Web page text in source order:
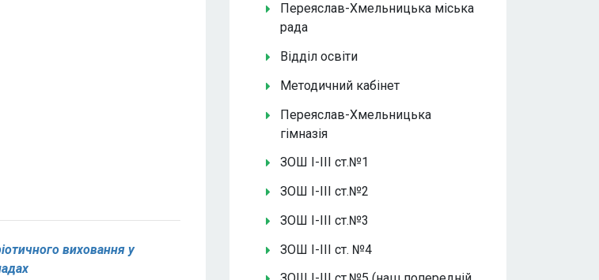
виховання у
Переяслав-Хмельницька міська
рада
Відділ освіти
Методичний кабінет
Переяслав-Хмельницька
гімназія
ЗОШ І-ІІІ ст.№1
ЗОШ І-ІІІ ст.№2
ЗОШ І-ІІІ ст.№3
ЗОШ І-ІІІ ст. №4